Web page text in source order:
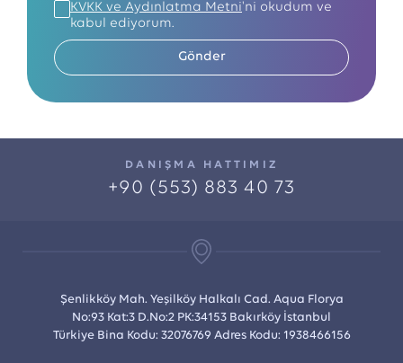
KVKK ve Aydınlatma Metni'ni okudum ve
kabul ediyorum.
Gönder
DANIŞMA HATTIMIZ
+90 (553) 883 40 73
Şenlikköy Mah. Yeşilköy Halkalı Cad. Aqua Florya
No:93 Kat:3 D.No:2 PK:34153 Bakırköy İstanbul
Türkiye Bina Kodu: 32076769 Adres Kodu: 1938466156